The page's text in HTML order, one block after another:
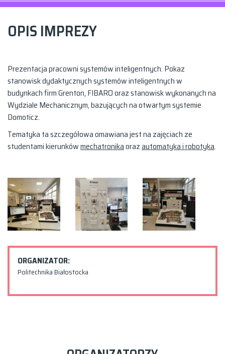
OPIS IMPREZY
Prezentacja pracowni systemów inteligentnych. Pokaz
stanowisk dydaktycznych systemów inteligentnych w
budynkach firm Grenton, FIBARO oraz stanowisk wykonanych na
Wydziale Mechanicznym, bazujących na otwartym systemie
Domoticz.
Tematyka ta szczegółowa omawiana jest na zajęciach ze
studentami kierunkówmechatronikaorazautomatyka i robotyka.
ORGANIZATOR:
Politechnika Białostocka